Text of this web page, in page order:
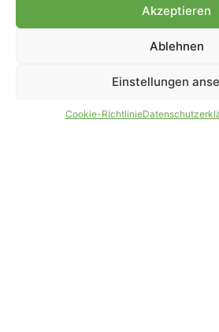
Akzeptieren
Ablehnen
Einstellungen
Cookie-Richtlinie
PARTNER WERDEN
AGB